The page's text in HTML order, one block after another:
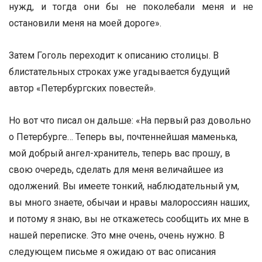
нужд, и тогда они бы не поколебали меня и не
остановили меня на моей дороге».
Затем Гоголь переходит к описанию столицы. В
блистательных строках уже угадывается будущий
автор «Петербургских повестей».
Но вот что писал он дальше: «На первый раз довольно
о Петербурге… Теперь вы, почтеннейшая маменька,
мой добрый ангел-хранитель, теперь вас прошу, в
свою очередь, сделать для меня величайшее из
одолжений. Вы имеете тонкий, наблюдательный ум,
вы много знаете, обычаи и нравы малороссиян наших,
и потому я знаю, вы не откажетесь сообщить их мне в
нашей переписке. Это мне очень, очень нужно. В
следующем письме я ожидаю от вас описания